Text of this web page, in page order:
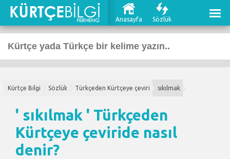
Anasayfa Sözlük
Kürtçe Bilgi Sözlük Türkçeden Kürtçeye çeviri sıkılmak
' sıkılmak ' Türkçeden
Kürtçeye çeviride nasıl
denir?